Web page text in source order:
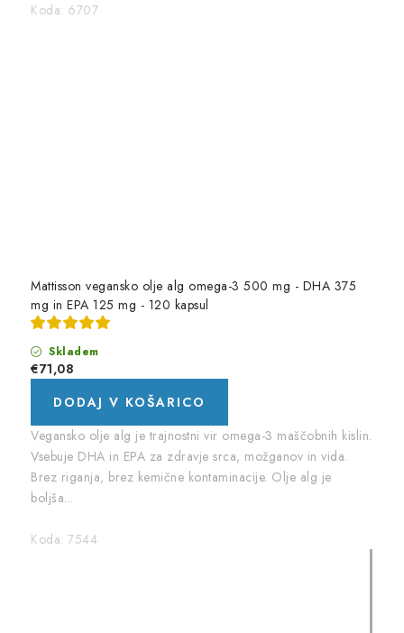
Koda: 6707
Mattisson vegansko olje alg omega-3 500 mg - DHA 375
mg in EPA 125 mg - 120 kapsul
Skladem
€71,08
DODAJ V KOŠARICO
Vegansko olje alg je trajnostni vir omega-3 maščobnih kislin.
Vsebuje DHA in EPA za zdravje srca, možganov in vida.
Brez riganja, brez kemične kontaminacije. Olje alg je
boljša...
Koda: 7544